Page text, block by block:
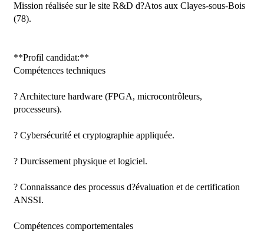
Mission réalisée sur le site R&D d?Atos aux Clayes-sous-Bois
(78).
**Profil candidat:**
Compétences techniques
? Architecture hardware (FPGA, microcontrôleurs,
processeurs).
? Cybersécurité et cryptographie appliquée.
? Durcissement physique et logiciel.
? Connaissance des processus d?évaluation et de certification
ANSSI.
Compétences comportementales